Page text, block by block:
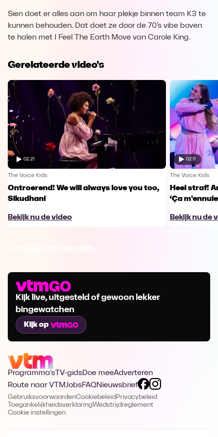
Sien doet er alles aan om haar plekje binnen team K3 te
kunnen behouden. Dat doet ze door de 70’s vibe boven
te halen met I Feel The Earth Move van Carole King.
Gerelateerde video's
02:21
The Voice Kids
Ontroerend! We will always love you too,
Sikudhani
Bekijk nu de video
02:11
The Voice Kids
Heel straf!
‘Ça
Bekijk nu de
Kijk live, uitgesteld of gewoon lekker
bingewatchen
Kijk op
Programma's TV-gidsDoe meeAdverteren
Route naar VTMJobsFAQNieuwsbrief
GebruiksvoorwaardenCookiebeleid Privacybeleid
ToegankelijkheidsverklaringWedstrijdreglement
Cookie instellingen